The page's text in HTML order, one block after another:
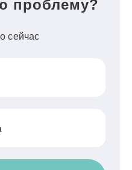
проблему?
сейчас